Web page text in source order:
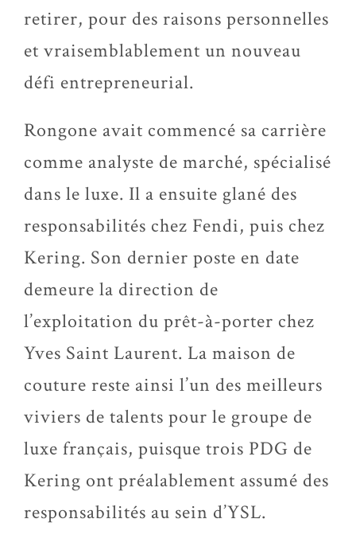
retirer, pour des raisons personnelles
et vraisemblablement un nouveau
défi entrepreneurial.
Rongone avait commencé sa carrière
comme analyste de marché, spécialisé
dans le luxe. Il a ensuite glané des
responsabilités chez Fendi, puis chez
Kering. Son dernier poste en date
demeure la direction de
l’exploitation du prêt-à-porter chez
Yves Saint Laurent. La maison de
couture reste ainsi l’un des meilleurs
viviers de talents pour le groupe de
luxe français, puisque trois PDG de
Kering ont préalablement assumé des
responsabilités au sein d’YSL.